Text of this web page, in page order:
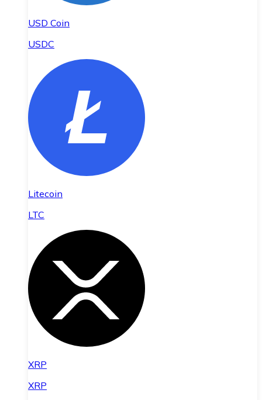
USD Coin
USDC
Litecoin
LTC
XRP
XRP